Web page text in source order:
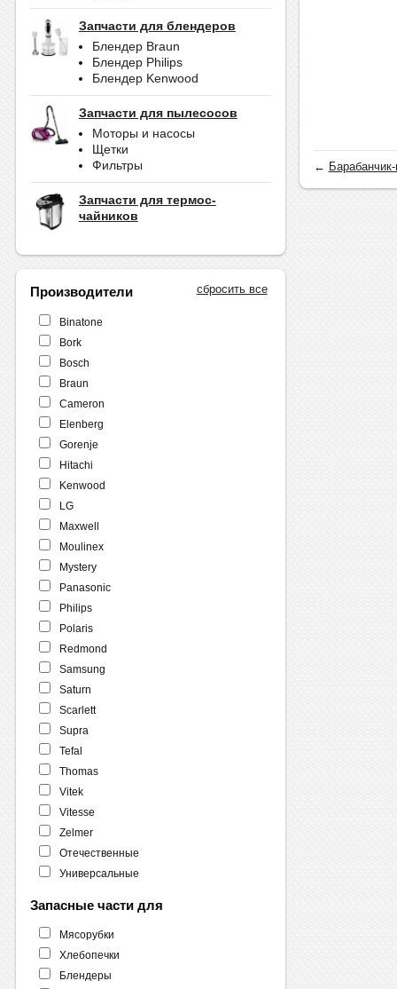
Запчасти для блендеров
Блендер Braun
Блендер Philips
Блендер Kenwood
Запчасти для пылесосов
Моторы и насосы
Щетки
Фильтры
Запчасти для термос-
чайников
сбросить все
Производители
Binatone
Bork
Bosch
Braun
Cameron
Elenberg
Gorenje
Hitachi
Kenwood
LG
Maxwell
Moulinex
Mystery
Panasonic
Philips
Polaris
Redmond
Samsung
Saturn
Scarlett
Supra
Tefal
Thomas
Vitek
Vitesse
Zelmer
Отечественные
Универсальные
Запасные части для
Мясорубки
Хлебопечки
Блендеры
←